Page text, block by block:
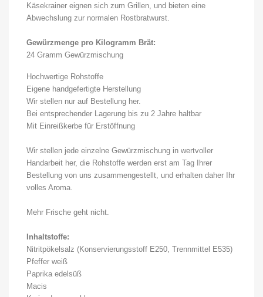
Käsekrainer eignen sich zum Grillen, und bieten eine
Abwechslung zur normalen Rostbratwurst.
Gewürzmenge pro Kilogramm Brät:
24 Gramm Gewürzmischung
Hochwertige Rohstoffe
Eigene handgefertigte Herstellung
Wir stellen nur auf Bestellung her.
Bei entsprechender Lagerung bis zu 2 Jahre haltbar
Mit Einreißkerbe für Erstöffnung
Wir stellen jede einzelne Gewürzmischung in wertvoller
Handarbeit her, die Rohstoffe werden erst am Tag Ihrer
Bestellung von uns zusammengestellt, und erhalten daher Ihr
volles Aroma.
Mehr Frische geht nicht.
Inhaltstoffe:
Nitritpökelsalz (Konservierungsstoff E250, Trennmittel E535)
Pfeffer weiß
Paprika edelsüß
Macis